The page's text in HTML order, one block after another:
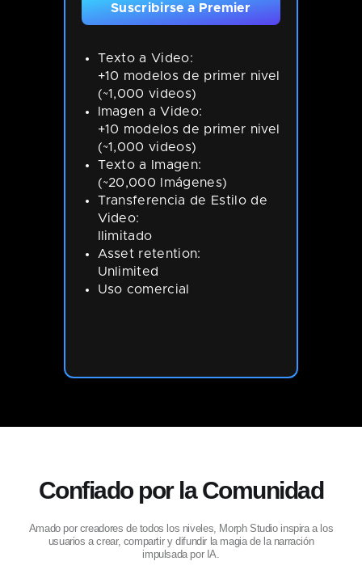
Suscribirse a Premier
Texto a Video:
+10 modelos de primer nivel
(~1,000 videos)
Imagen a Video:
+10 modelos de primer nivel
(~1,000 videos)
Texto a Imagen:
(~20,000 Imágenes)
Transferencia de Estilo de
Video:
Ilimitado
Asset retention:
Unlimited
Uso comercial
Confiado por la Comunidad
Amado por creadores de todos los niveles, Morph Studio inspira a los
usuarios a crear, compartir y difundir la magia de la narración
impulsada por IA.